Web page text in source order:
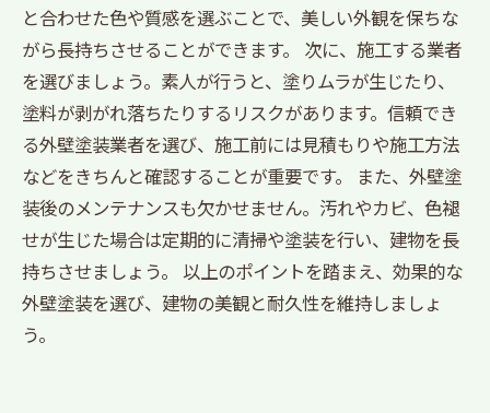
と合わせた色や質感を選ぶことで、美しい外観を保ちな
がら長持ちさせることができます。 次に、施工する業者
を選びましょう。素人が行うと、塗りムラが生じたり、
塗料が剥がれ落ちたりするリスクがあります。信頼でき
る外壁塗装業者を選び、施工前には見積もりや施工方法
などをきちんと確認することが重要です。 また、外壁塗
装後のメンテナンスも欠かせません。汚れやカビ、色褪
せが生じた場合は定期的に清掃や塗装を行い、建物を長
持ちさせましょう。 以上のポイントを踏まえ、効果的な
外壁塗装を選び、建物の美観と耐久性を維持しましょ
う。